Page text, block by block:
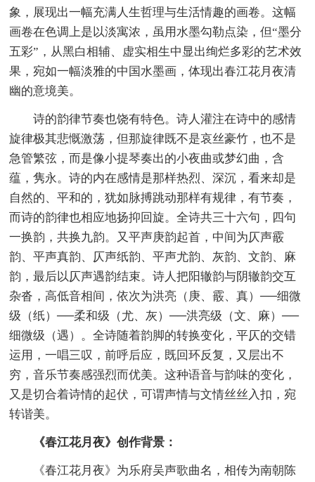
象，展现出一幅充满人生哲理与生活情趣的画卷。这幅
画卷在色调上是以淡寓浓，虽用水墨勾勒点染，但“墨分
五彩”，从黑白相辅、虚实相生中显出绚烂多彩的艺术效
果，宛如一幅淡雅的中国水墨画，体现出春江花月夜清
幽的意境美。
诗的韵律节奏也饶有特色。诗人灌注在诗中的感情
旋律极其悲慨激荡，但那旋律既不是哀丝豪竹，也不是
急管繁弦，而是像小提琴奏出的小夜曲或梦幻曲，含
蕴，隽永。诗的内在感情是那样热烈、深沉，看来却是
自然的、平和的，犹如脉搏跳动那样有规律，有节奏，
而诗的韵律也相应地扬抑回旋。全诗共三十六句，四句
一换韵，共换九韵。又平声庚韵起首，中间为仄声霰
韵、平声真韵、仄声纸韵、平声尤韵、灰韵、文韵、麻
韵，最后以仄声遇韵结束。诗人把阳辙韵与阴辙韵交互
杂沓，高低音相间，依次为洪亮（庚、霰、真）──细微
级（纸）──柔和级（尤、灰）──洪亮级（文、麻）──
细微级（遇）。全诗随着韵脚的转换变化，平仄的交错
运用，一唱三叹，前呼后应，既回环反复，又层出不
穷，音乐节奏感强烈而优美。这种语音与韵味的变化，
又是切合着诗情的起伏，可谓声情与文情丝丝入扣，宛
转谐美。
《春江花月夜》创作背景：
《春江花月夜》为乐府吴声歌曲名，相传为南朝陈